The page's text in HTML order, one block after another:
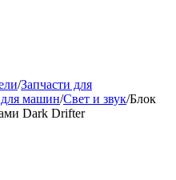
/Запчасти для
для машин/Свет и звук/Блок
Dark Drifter